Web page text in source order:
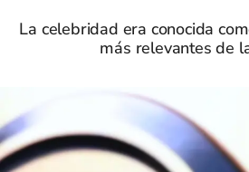
La celebridad era conocida
más relevantes de